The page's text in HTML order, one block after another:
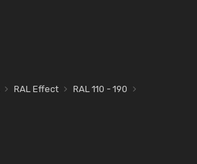
RAL Effect
RAL 110 - 190